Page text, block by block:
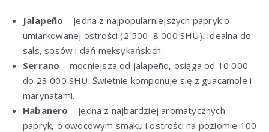
Jalapeño – jedna z najpopularniejszych papryk o
umiarkowanej ostrości (2 500–8 000 SHU). Idealna do
sals, sosów i dań meksykańskich.
Serrano – mocniejsza od jalapeño, osiąga od 10 000
do 23 000 SHU. Świetnie komponuje się z guacamole i
marynatami.
Habanero – jedna z najbardziej aromatycznych
papryk, o owocowym smaku i ostrości na poziomie 100